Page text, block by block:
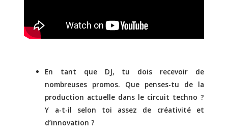
En tant que DJ, tu dois recevoir de
nombreuses promos. Que penses-tu de la
production actuelle dans le circuit techno ?
Y a-t-il selon toi assez de créativité et
d’innovation ?